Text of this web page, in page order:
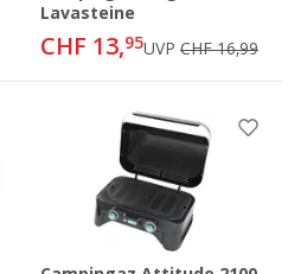
Lavasteine
CHF 13,95UVP CHF 16,99